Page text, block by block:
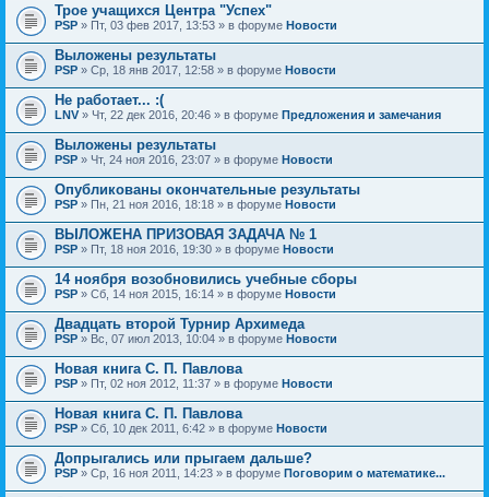
Трое учащихся Центра "Успех"
PSP » Пт, 03 фев 2017, 13:53 » в форуме Новости
Выложены результаты
PSP » Ср, 18 янв 2017, 12:58 » в форуме Новости
Не работает... :(
LNV » Чт, 22 дек 2016, 20:46 » в форуме Предложения и замечания
Выложены результаты
PSP » Чт, 24 ноя 2016, 23:07 » в форуме Новости
Опубликованы окончательные результаты
PSP » Пн, 21 ноя 2016, 18:18 » в форуме Новости
ВЫЛОЖЕНА ПРИЗОВАЯ ЗАДАЧА № 1
PSP » Пт, 18 ноя 2016, 19:30 » в форуме Новости
14 ноября возобновились учебные сборы
PSP » Сб, 14 ноя 2015, 16:14 » в форуме Новости
Двадцать второй Турнир Архимеда
PSP » Вс, 07 июл 2013, 10:04 » в форуме Новости
Новая книга С. П. Павлова
PSP » Пт, 02 ноя 2012, 11:37 » в форуме Новости
Новая книга С. П. Павлова
PSP » Сб, 10 дек 2011, 6:42 » в форуме Новости
Допрыгались или прыгаем дальше?
PSP » Ср, 16 ноя 2011, 14:23 » в форуме Поговорим о математике...